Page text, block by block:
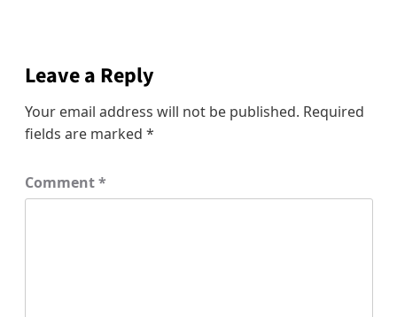
Leave a Reply
Your email address will not be published. Required
fields are marked *
Comment*